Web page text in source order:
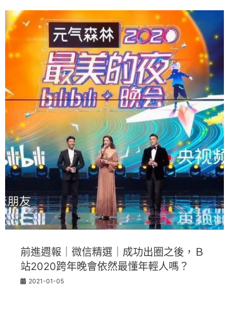
前進週報｜微信精選｜成功出圈之後，Ｂ
站2020跨年晚會依然最懂年輕人嗎？
2021-01-05